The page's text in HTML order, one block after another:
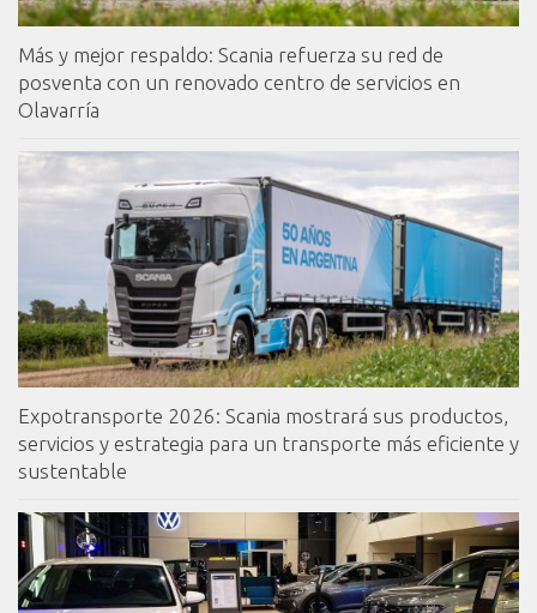
Más y mejor respaldo: Scania refuerza su red de
posventa con un renovado centro de servicios en
Olavarría
Expotransporte 2026: Scania mostrará sus productos,
servicios y estrategia para un transporte más eficiente y
sustentable